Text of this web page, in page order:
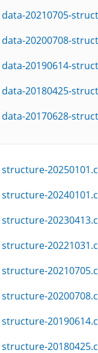
data-20210705-
data-20200708-
data-20190614-
data-20180425-
data-20170628-
structure-
structure-
structure-
structure-
structure-
structure-
structure-
structure-